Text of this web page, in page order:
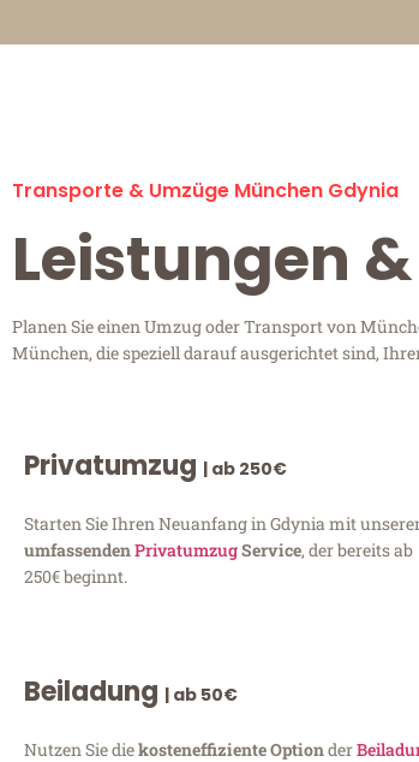
Transporte & Umzüge München Gdynia
Leistungen
Planen Sie einen Umzug oder Transport von
München, die speziell darauf ausgerichtet sind,
Privatumzug | ab 250€
Starten Sie Ihren Neuanfang in Gdynia mit
umfassendenPrivatumzugService, der bereits ab
250€ beginnt.
Beiladung | ab 50€
Nutzen Sie diekosteneffiziente Optionder